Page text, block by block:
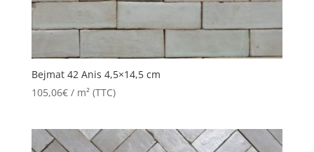
Bejmat 42 Anis 4,5×14,5 cm
105,06€/ m² (TTC)